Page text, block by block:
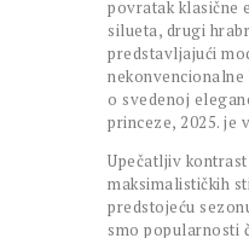
povratak klasične
silueta, drugi
predstavljajući
o svedenoj
princeze, 2025. je
Upečatljiv
maksimalističkih
predstojeću
smo popularnosti